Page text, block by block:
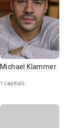
Michael Klammer
1 capítulo